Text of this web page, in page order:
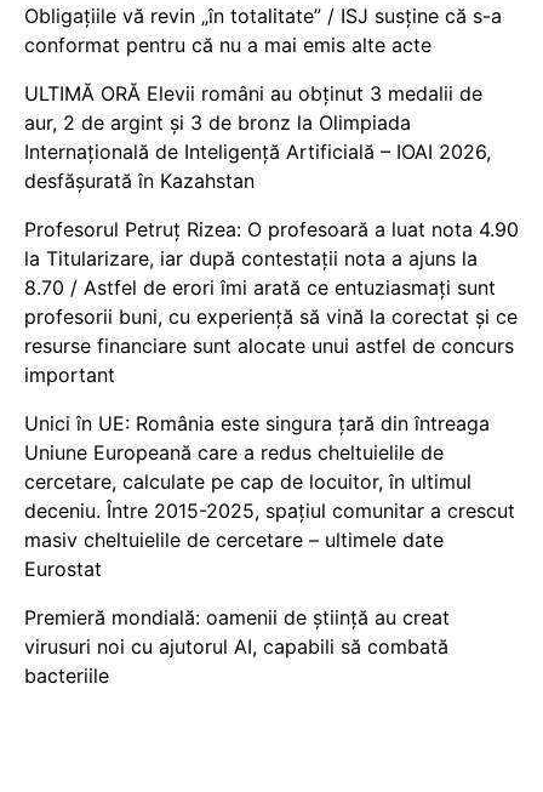
Obligațiile vă revin „în totalitate” / ISJ susține că s-a
conformat pentru că nu a mai emis alte acte
ULTIMĂ ORĂ Elevii români au obținut 3 medalii de
aur, 2 de argint și 3 de bronz la Olimpiada
Internațională de Inteligență Artificială – IOAI 2026,
desfășurată în Kazahstan
Profesorul Petruț Rizea: O profesoară a luat nota 4.90
la Titularizare, iar după contestații nota a ajuns la
8.70 / Astfel de erori îmi arată ce entuziasmați sunt
profesorii buni, cu experiență să vină la corectat și ce
resurse financiare sunt alocate unui astfel de concurs
important
Unici în UE: România este singura țară din întreaga
Uniune Europeană care a redus cheltuielile de
cercetare, calculate pe cap de locuitor, în ultimul
deceniu. Între 2015-2025, spațiul comunitar a crescut
masiv cheltuielile de cercetare – ultimele date
Eurostat
Premieră mondială: oamenii de știință au creat
virusuri noi cu ajutorul AI, capabili să combată
bacteriile